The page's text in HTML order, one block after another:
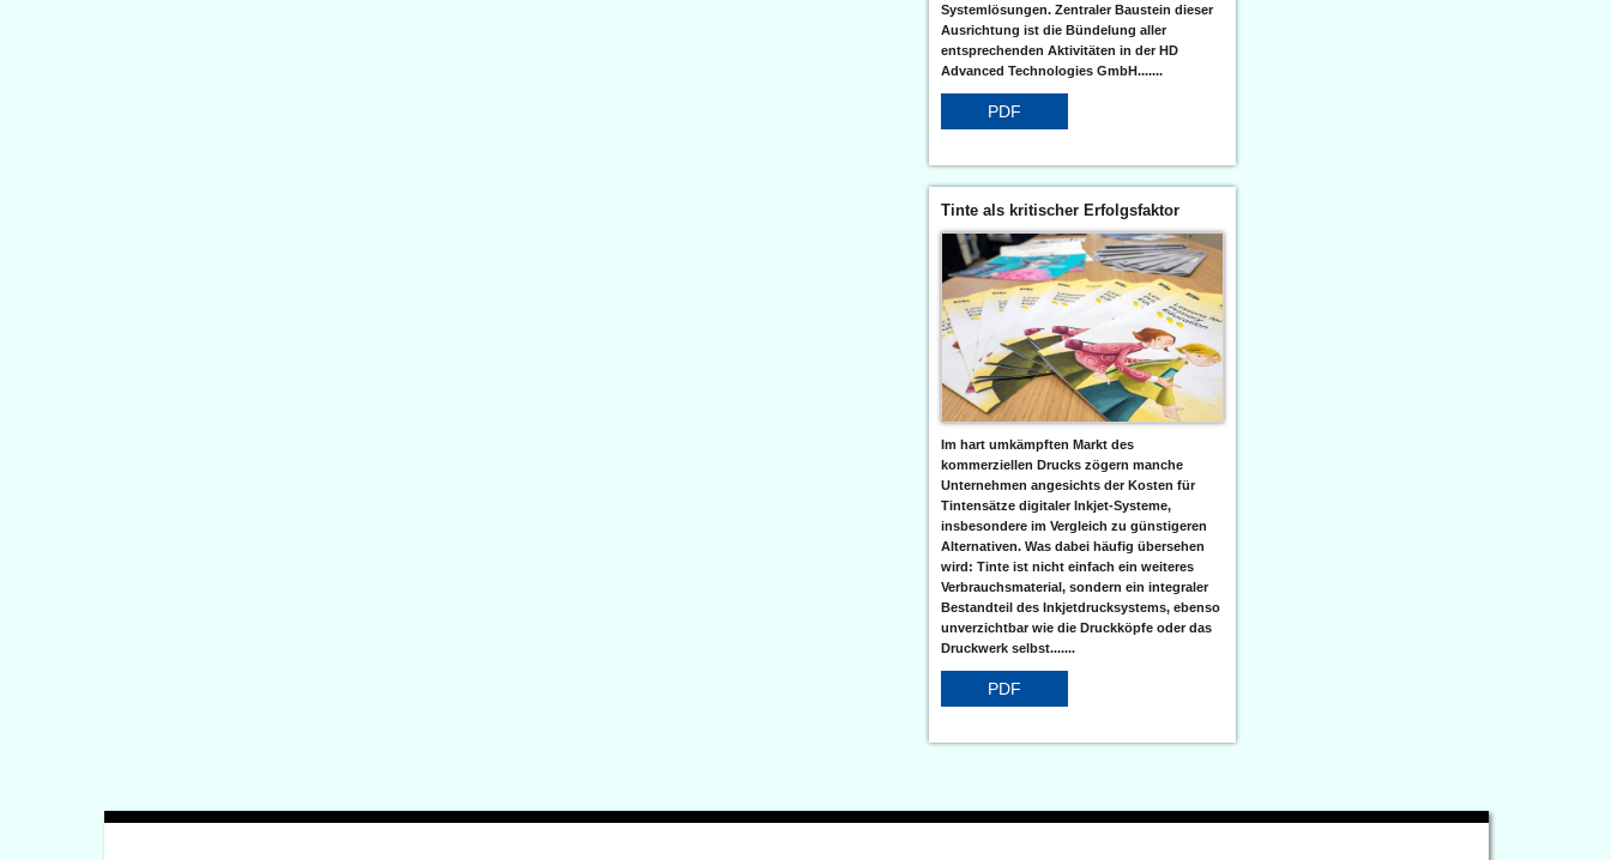
Systemlösungen. Zentraler Baustein dieser
Ausrichtung ist die Bündelung aller
entsprechenden Aktivitäten in der HD
Advanced Technologies GmbH.......
PDF
Tinte als kritischer Erfolgsfaktor
Im hart umkämpften Markt des
kommerziellen Drucks zögern manche
Unternehmen angesichts der Kosten für
Tintensätze digitaler Inkjet-Systeme,
insbesondere im Vergleich zu günstigeren
Alternativen. Was dabei häufig übersehen
wird: Tinte ist nicht einfach ein weiteres
Verbrauchsmaterial, sondern ein integraler
Bestandteil des Inkjetdrucksystems, ebenso
unverzichtbar wie die Druckköpfe oder das
Druckwerk selbst.......
PDF